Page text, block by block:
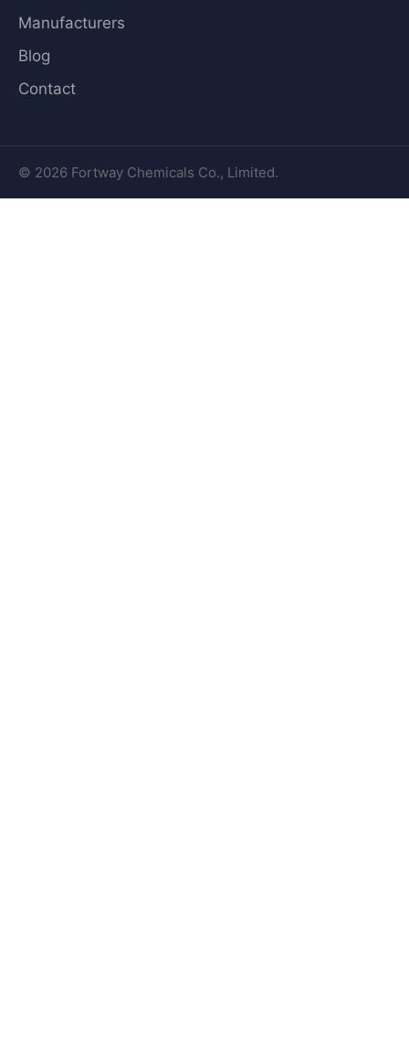
Manufacturers
Blog
Contact
© 2026 Fortway Chemicals Co., Limited.